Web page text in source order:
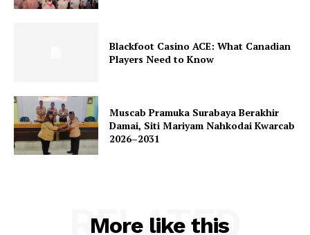
Blackfoot Casino ACE: What Canadian
Players Need to Know
Muscab Pramuka Surabaya Berakhir
Damai, Siti Mariyam Nahkodai Kwarcab
2026–2031
More like this
RELATED